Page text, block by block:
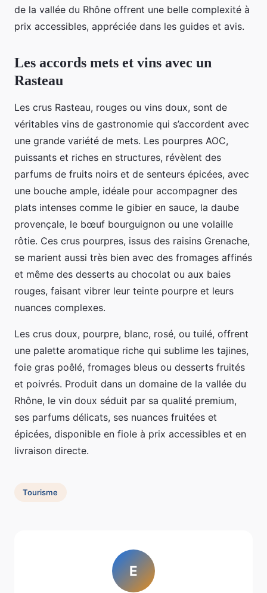
de la vallée du Rhône offrent une belle complexité à
prix accessibles, appréciée dans les guides et avis.
Les accords mets et vins avec un
Rasteau
Les crus Rasteau, rouges ou vins doux, sont de
véritables vins de gastronomie qui s’accordent avec
une grande variété de mets. Les pourpres AOC,
puissants et riches en structures, révèlent des
parfums de fruits noirs et de senteurs épicées, avec
une bouche ample, idéale pour accompagner des
plats intenses comme le gibier en sauce, la daube
provençale, le bœuf bourguignon ou une volaille
rôtie. Ces crus pourpres, issus des raisins Grenache,
se marient aussi très bien avec des fromages affinés
et même des desserts au chocolat ou aux baies
rouges, faisant vibrer leur teinte pourpre et leurs
nuances complexes.
Les crus doux, pourpre, blanc, rosé, ou tuilé, offrent
une palette aromatique riche qui sublime les tajines,
foie gras poêlé, fromages bleus ou desserts fruités
et poivrés. Produit dans un domaine de la vallée du
Rhône, le vin doux séduit par sa qualité premium,
ses parfums délicats, ses nuances fruitées et
épicées, disponible en fiole à prix accessibles et en
livraison directe.
Tourisme
E